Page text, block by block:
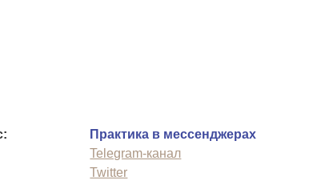
Практика в мессенджерах
Telegram-канал
Twitter